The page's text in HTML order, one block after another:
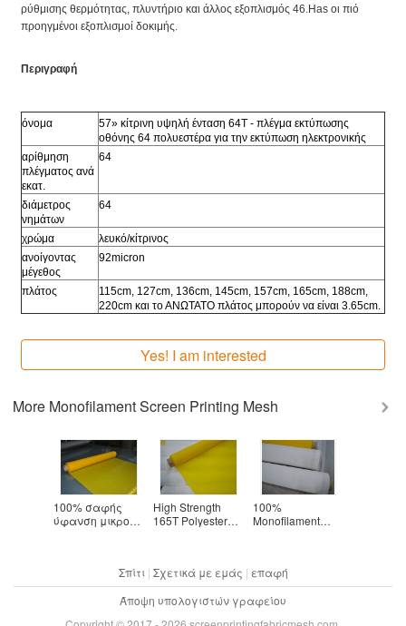
ρύθμισης θερμότητας, πλυντήριο και άλλος εξοπλισμός 46.Has οι πιό
προηγμένοι εξοπλισμοί δοκιμής.
Περιγραφή
όνομα
57» κίτρινη υψηλή ένταση 64T - πλέγμα εκτύπωσης
οθόνης 64 πολυεστέρα για την εκτύπωση ηλεκτρονικής
αρίθμηση
πλέγματος ανά
εκατ.
64
διάμετρος
νημάτων
64
χρώμα
λευκό/κίτρινος
ανοίγοντας
μέγεθος
92micron
πλάτος
115cm, 127cm, 136cm, 145cm, 157cm, 165cm, 188cm,
220cm και το ΑΝΩΤΑΤΟ πλάτος μπορούν να είναι 3.65cm.
Yes! I am interested
More Monofilament Screen Printing Mesh
100% σαφής
ύφανση μικρού
πολυεστέρα/Twill
ύφανση
High Strength
165T Polyester
Yellow Color
100%
Monofilament
Printing
Σπίτι| Σχετικά με εμάς | επαφή
Άποψη υπολογιστών γραφείου